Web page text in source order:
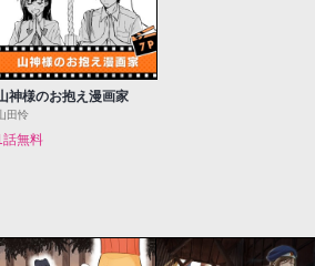
神様のお抱え漫画家
田怜
話無料